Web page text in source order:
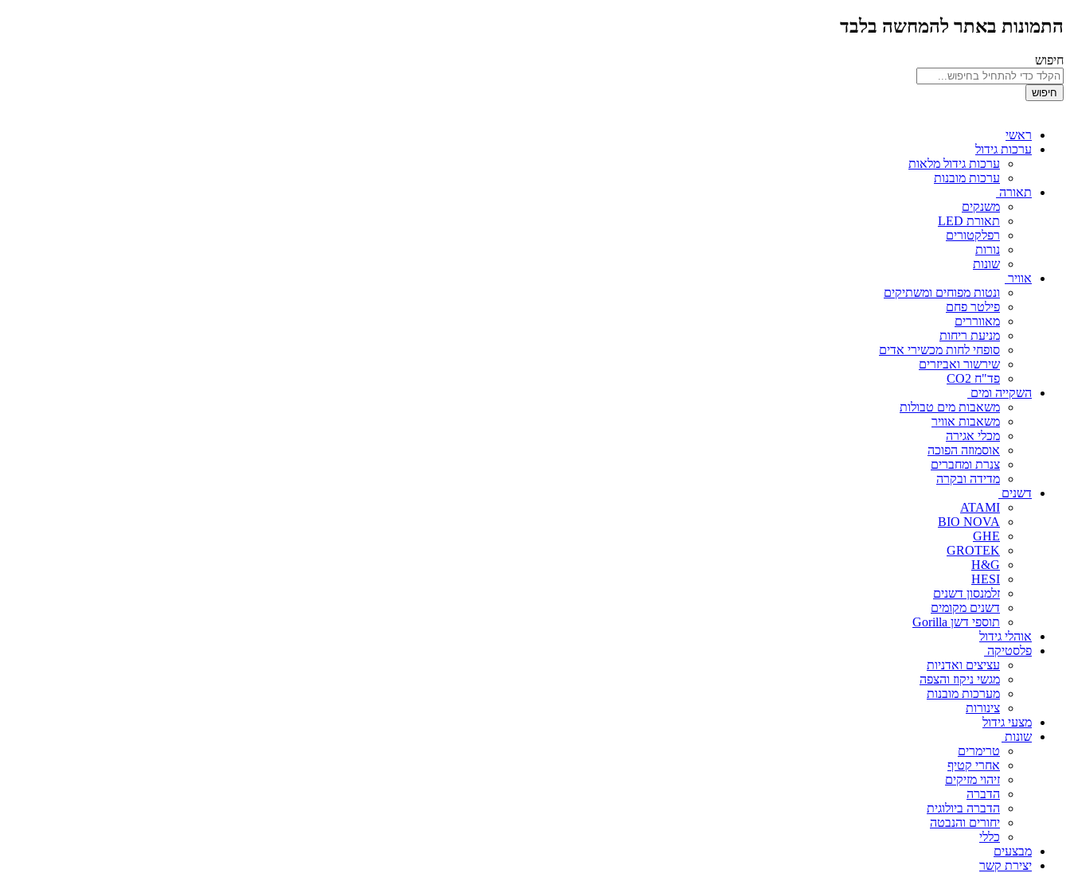
התמונות באתר להמחשה בלבד
חיפוש
חיפוש
ראשי
ערכות גידול
ערכות גידול מלאות
ערכות מובנות
תאורה
משנקים
תאורת LED
רפלקטורים
נורות
שונות
אוויר
ונטות מפוחים ומשתיקים
פילטר פחם
מאווררים
מניעת ריחות
סופחי לחות מכשירי אדים
שירשור ואביזרים
פד"ח CO2
השקייה ומים
משאבות מים טבולות
משאבות אוויר
מכלי אגירה
אוסמוזה הפוכה
צנרת ומחברים
מדידה ובקרה
דשנים
ATAMI
BIO NOVA
GHE
GROTEK
H&G
HESI
זלמנסון דשנים
דשנים מקומים
תוספי דשן Gorilla
אוהלי גידול
פלסטיקה
עציצים ואדניות
מגשי ניקוז והצפה
מערכות מובנות
צינורות
מצעי גידול
שונות
טרימרים
אחרי קטיף
זיהוי מזיקים
הדברה
הדברה ביולוגית
יחורים והנבטה
כללי
מבצעים
יצירת קשר